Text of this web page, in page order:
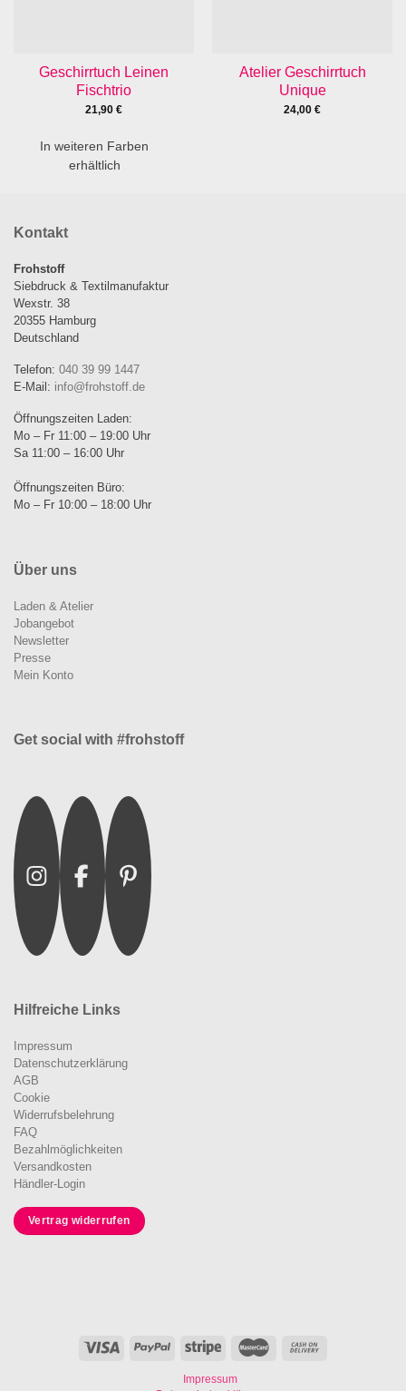
Geschirrtuch Leinen
Fischtrio
21,90 €
In weiteren Farben
erhältlich
Atelier Geschirrtuch
Unique
24,00 €
Kontakt
Frohstoff
Siebdruck & Textilmanufaktur
Wexstr. 38
20355 Hamburg
Deutschland
Telefon: 040 39 99 1447
E-Mail: info@frohstoff.de
Öffnungszeiten Laden:
Mo – Fr 11:00 – 19:00 Uhr
Sa 11:00 – 16:00 Uhr
Öffnungszeiten Büro:
Mo – Fr 10:00 – 18:00 Uhr
Über uns
Laden & Atelier
Jobangebot
Newsletter
Presse
Mein Konto
Get social with #frohstoff
InstagramFacebookPinterest
Hilfreiche Links
Impressum
Datenschutzerklärung
AGB
Cookie
Widerrufsbelehrung
FAQ
Bezahlmöglichkeiten
Versandkosten
Händler-Login
Vertrag widerrufen
Impressum